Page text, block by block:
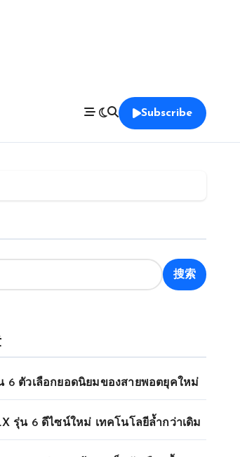
Subscribe
搜索
6 ตัวเลือกยอดนิยมของสายพอตยุคใหม่
รุ่น 6 ดีไซน์ใหม่ เทคโนโลยีล้ำกว่าเดิม